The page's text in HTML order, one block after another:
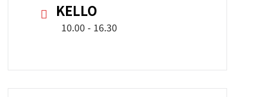
KELLO
10.00 - 16.30